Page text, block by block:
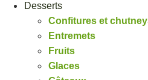
Desserts
Confitures et
Entremets
Fruits
Glaces